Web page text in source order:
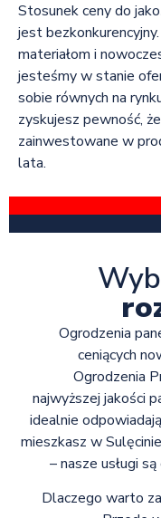
Stosunek ceny do
jest
materiałom i
jesteśmy w stanie
sobie równych na
zyskujesz pewność,
zainwestowane w
lata.
Ogrodzenia
ceniących
Ogrodzenia
najwyższej jakości
idealnie
mieszkasz w
– nasze usługi
Dlaczego warto